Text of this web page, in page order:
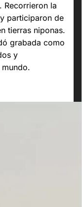
Recorrieron la
participaron de
tierras niponas.
grabada como
y